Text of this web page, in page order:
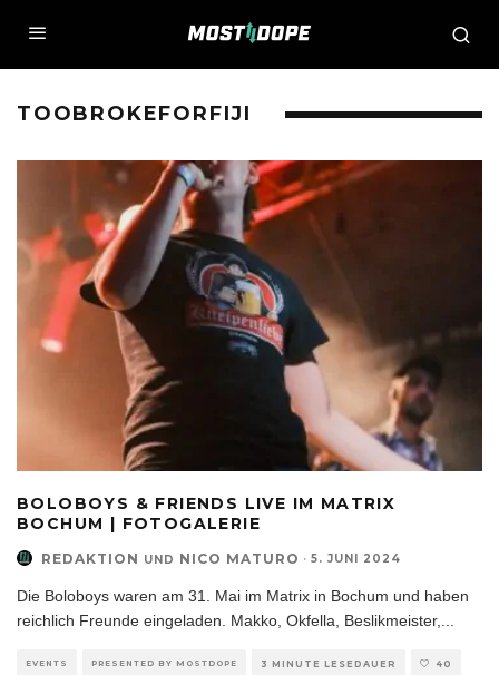
TOOBROKEFORFIJI
BOLOBOYS & FRIENDS LIVE IM MATRIX
BOCHUM | FOTOGALERIE
REDAKTION UND NICO MATURO · 5. JUNI 2024
Die Boloboys waren am 31. Mai im Matrix in Bochum und haben
reichlich Freunde eingeladen. Makko, Okfella, Beslikmeister,
EVENTS PRESENTED BY MOSTDOPE 3 MINUTE LESEDAUER 40